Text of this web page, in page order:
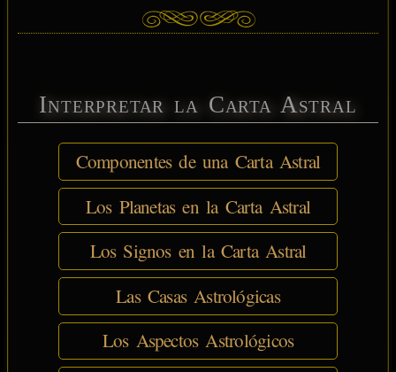
Interpretar la Carta Astral
Componentes de una Carta Astral
Los Planetas en la Carta Astral
Los Signos en la Carta Astral
Las Casas Astrológicas
Los Aspectos Astrológicos